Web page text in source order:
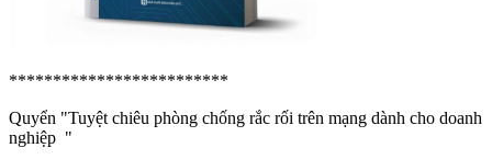
*************************
Quyển "Tuyệt chiêu phòng chống rắc rối trên mạng dành cho doanh
nghiệp "